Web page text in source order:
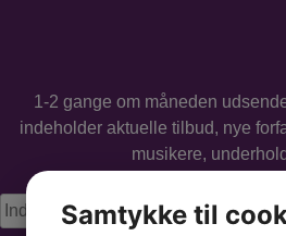
1-2 gange om måneden
indeholder aktuelle tilbud, nye
musikere,
Samtykke til